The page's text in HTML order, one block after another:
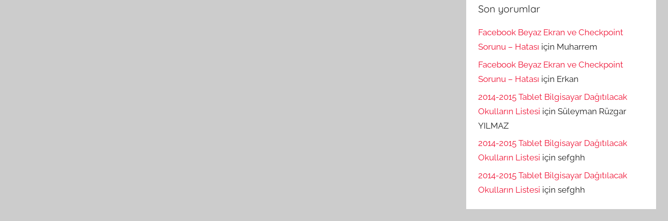
Son yorumlar
Facebook Beyaz Ekran ve Checkpoint
Sorunu – Hatası için Muharrem
Facebook Beyaz Ekran ve Checkpoint
Sorunu – Hatası için Erkan
2014-2015 Tablet Bilgisayar Dağıtılacak
Okulların Listesi içinSüleyman Rüzgar
YILMAZ
2014-2015 Tablet Bilgisayar Dağıtılacak
Okulların Listesi içinsefghh
2014-2015 Tablet Bilgisayar Dağıtılacak
Okulların Listesi içinsefghh